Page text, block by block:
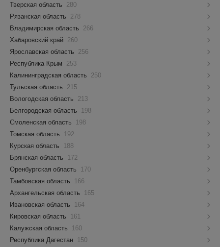
Тверская область
280
Рязанская область
278
Владимирская область
266
Хабаровский край 260
Ярославская область
256
Республика Крым
253
Калининградская область
250
Тульская область
215
Вологодская область
213
Белгородская область
198
Смоленская область
198
Томская область
192
Курская область
188
Брянская область
172
Оренбургская область
170
Тамбовская область
166
Архангельская область
165
Ивановская область
164
Кировская область
161
Калужская область
160
Республика Дагестан
150